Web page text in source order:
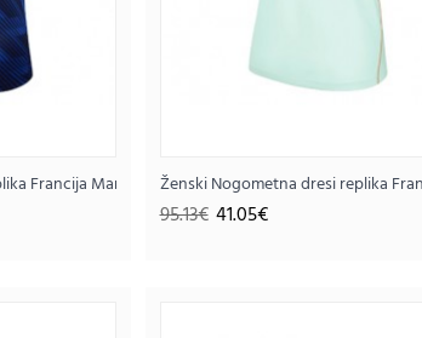
Moški
Francija Marcus Thuram #9 Domači SP 2026 Kratek
Ženski Nogometna dresi replika
95.13€ 41.05€